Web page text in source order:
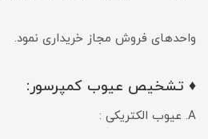
واحدهای فروش مجاز خریداری نمود.
♦ تشخیص عیوب کمپرسور‌:
A. عیوب الکتریکی :